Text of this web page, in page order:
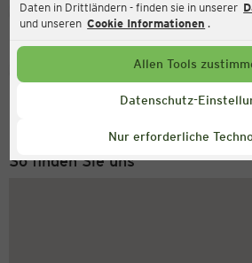
Daten in Drittländern - finden sie in unserer
und unseren Cookie Informationen .
Allen Tools
Datenschutz-
Nur erforderliche
Aktuell:
Geschlossen
Service Hotline
+49 (0) 2546 / 98 999 98
So finden Sie uns